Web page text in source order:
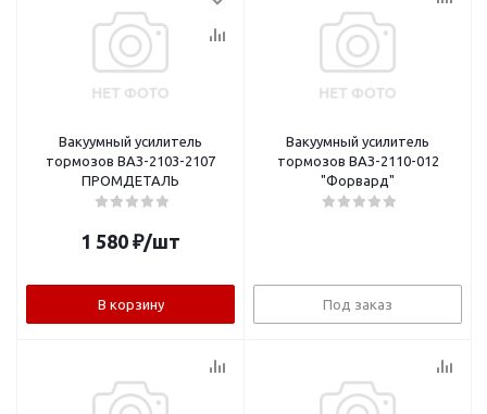
Вакуумный усилитель
тормозов ВАЗ-2103-2107
ПРОМДЕТАЛЬ
1 580 ₽/шт
В корзину
Вакуумный усилитель
тормозов ВАЗ-2110-012
"Форвард"
Под заказ